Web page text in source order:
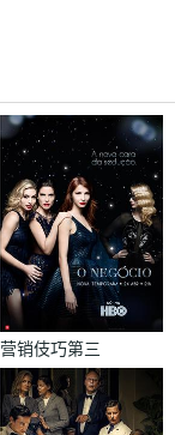
营销伎巧第三
季